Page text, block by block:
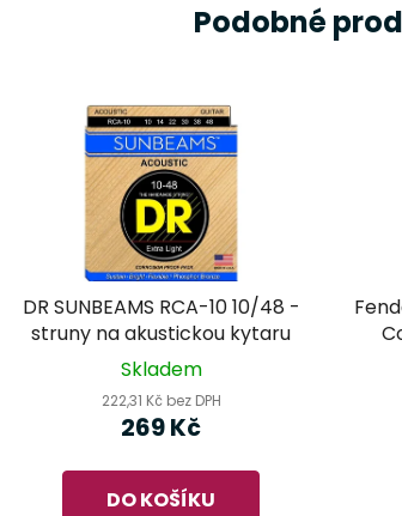
Podobné
DR SUNBEAMS RCA-10 10/48 -
struny na akustickou kytaru
Skladem
222,31 Kč bez DPH
269 Kč
DO KOŠÍKU